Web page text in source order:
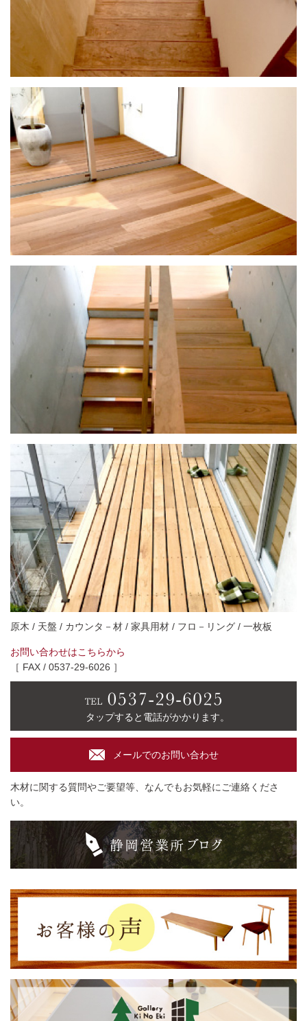
原木 / 天盤 / カウンタ－材 / 家具用材 / フロ－リング / 一枚板
お問い合わせはこちらから
［ FAX / 0537-29-6026 ］
タップすると電話がかかります。
メールでのお問い合わせ
木材に関する質問やご要望等、なんでもお気軽にご連絡くださ
い。